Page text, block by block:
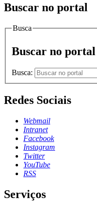
Buscar no portal
Busca
Buscar no portal
Busca:
Redes Sociais
Webmail
Intranet
Facebook
Instagram
Twitter
YouTube
RSS
Serviços